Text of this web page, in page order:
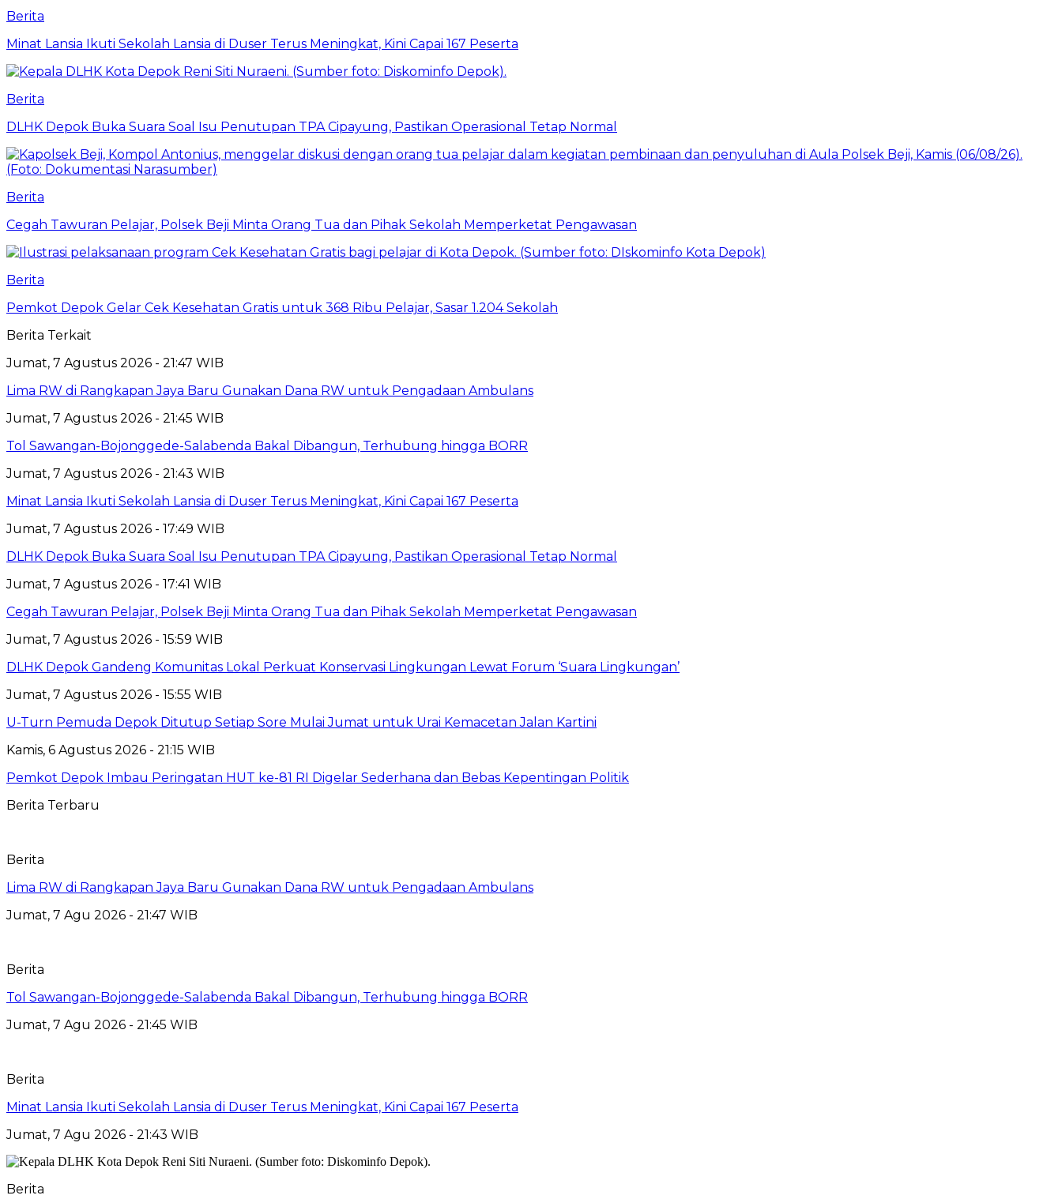
Berita
Minat Lansia Ikuti Sekolah Lansia di Duser Terus Meningkat, Kini Capai 167 Peserta
Berita
DLHK Depok Buka Suara Soal Isu Penutupan TPA Cipayung, Pastikan Operasional Tetap Normal
Berita
Cegah Tawuran Pelajar, Polsek Beji Minta Orang Tua dan Pihak Sekolah Memperketat Pengawasan
Berita
Pemkot Depok Gelar Cek Kesehatan Gratis untuk 368 Ribu Pelajar, Sasar 1.204 Sekolah
Berita Terkait
Jumat, 7 Agustus 2026 - 21:47 WIB
Lima RW di Rangkapan Jaya Baru Gunakan Dana RW untuk Pengadaan Ambulans
Jumat, 7 Agustus 2026 - 21:45 WIB
Tol Sawangan-Bojonggede-Salabenda Bakal Dibangun, Terhubung hingga BORR
Jumat, 7 Agustus 2026 - 21:43 WIB
Minat Lansia Ikuti Sekolah Lansia di Duser Terus Meningkat, Kini Capai 167 Peserta
Jumat, 7 Agustus 2026 - 17:49 WIB
DLHK Depok Buka Suara Soal Isu Penutupan TPA Cipayung, Pastikan Operasional Tetap Normal
Jumat, 7 Agustus 2026 - 17:41 WIB
Cegah Tawuran Pelajar, Polsek Beji Minta Orang Tua dan Pihak Sekolah Memperketat Pengawasan
Jumat, 7 Agustus 2026 - 15:59 WIB
DLHK Depok Gandeng Komunitas Lokal Perkuat Konservasi Lingkungan Lewat Forum ‘Suara Lingkungan’
Jumat, 7 Agustus 2026 - 15:55 WIB
U-Turn Pemuda Depok Ditutup Setiap Sore Mulai Jumat untuk Urai Kemacetan Jalan Kartini
Kamis, 6 Agustus 2026 - 21:15 WIB
Pemkot Depok Imbau Peringatan HUT ke-81 RI Digelar Sederhana dan Bebas Kepentingan Politik
Berita Terbaru
Berita
Lima RW di Rangkapan Jaya Baru Gunakan Dana RW untuk Pengadaan Ambulans
Jumat, 7 Agu 2026 - 21:47 WIB
Berita
Tol Sawangan-Bojonggede-Salabenda Bakal Dibangun, Terhubung hingga BORR
Jumat, 7 Agu 2026 - 21:45 WIB
Berita
Minat Lansia Ikuti Sekolah Lansia di Duser Terus Meningkat, Kini Capai 167 Peserta
Jumat, 7 Agu 2026 - 21:43 WIB
Berita